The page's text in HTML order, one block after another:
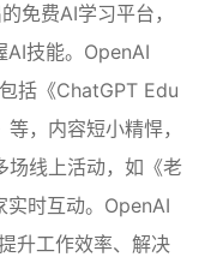
免费AI学习平台，
AI技能。OpenAI
括《ChatGPT Edu
，内容短小精悍，
场线上活动，如《老
实时互动。OpenAI
升工作效率、解决